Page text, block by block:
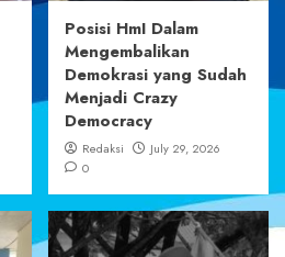
Posisi HmI Dalam
Mengembalikan
Demokrasi yang Sudah
Menjadi Crazy
Democracy
Redaksi
July 29, 2026
0